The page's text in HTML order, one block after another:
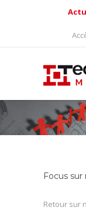
Focus
Retour sur